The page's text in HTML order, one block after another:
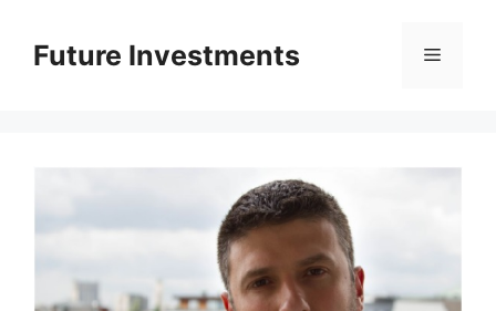
вмістуFuture Investments Меню